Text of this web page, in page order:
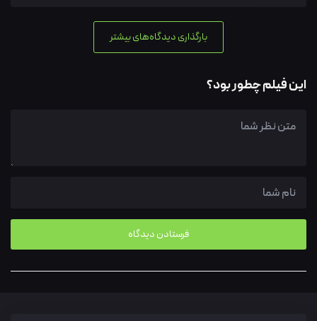
بارگذاری دیدگاه‌های بیشتر
این فیلم چطور بود؟